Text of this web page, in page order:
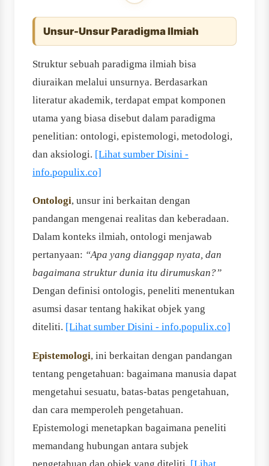
Unsur-Unsur Paradigma Ilmiah
Struktur sebuah paradigma ilmiah bisa
diuraikan melalui unsurnya. Berdasarkan
literatur akademik, terdapat empat komponen
utama yang biasa disebut dalam paradigma
penelitian: ontologi, epistemologi, metodologi,
dan aksiologi. [Lihat sumber Disini -
info.populix.co]
Ontologi, unsur ini berkaitan dengan
pandangan mengenai realitas dan keberadaan.
Dalam konteks ilmiah, ontologi menjawab
pertanyaan: “Apa yang dianggap nyata, dan
bagaimana struktur dunia itu dirumuskan?”
Dengan definisi ontologis, peneliti menentukan
asumsi dasar tentang hakikat objek yang
diteliti. [Lihat sumber Disini - info.populix.co]
Epistemologi, ini berkaitan dengan pandangan
tentang pengetahuan: bagaimana manusia dapat
mengetahui sesuatu, batas-batas pengetahuan,
dan cara memperoleh pengetahuan.
Epistemologi menetapkan bagaimana peneliti
memandang hubungan antara subjek